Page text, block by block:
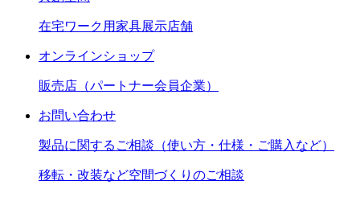
在宅ワーク用家具展示店舗
オンラインショップ
販売店（パートナー会員企業）
お問い合わせ
製品に関するご相談（使い方・仕様・ご購入など）
移転・改装など空間づくりのご相談